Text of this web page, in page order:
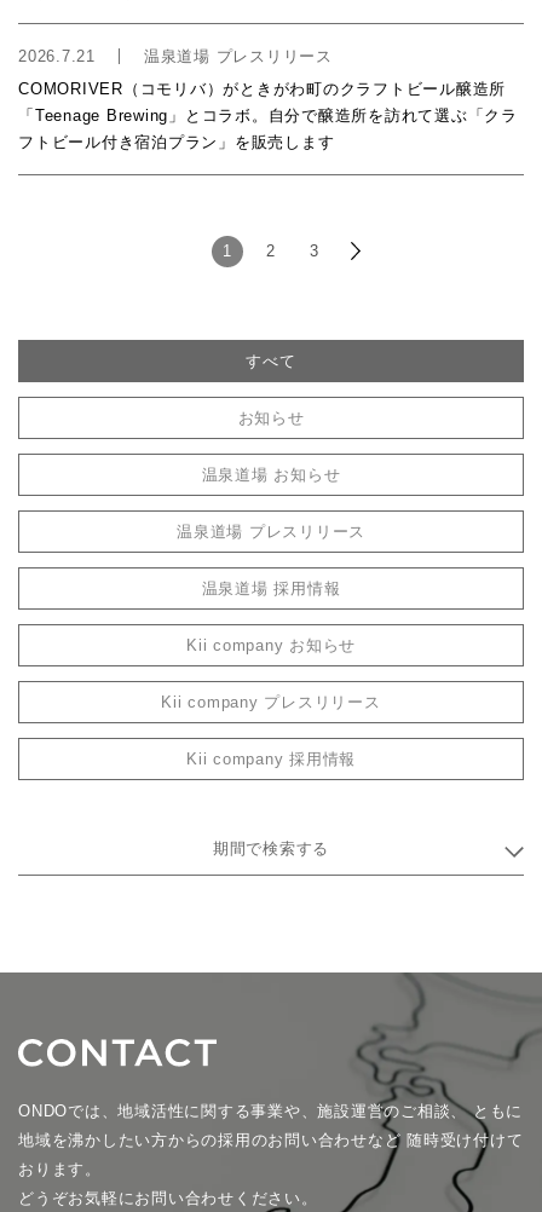
2026.7.21
温泉道場 プレスリリース
COMORIVER（コモリバ）がときがわ町のクラフトビール醸造所
「Teenage Brewing」とコラボ。自分で醸造所を訪れて選ぶ「クラ
フトビール付き宿泊プラン」を販売します
1 2 3
すべて
お知らせ
温泉道場 お知らせ
温泉道場 プレスリリース
温泉道場 採用情報
Kii company お知らせ
Kii company プレスリリース
Kii company 採用情報
期間で検索する
ONDOでは、地域活性に関する事業や、施設運営のご相談、ともに
地域を沸かしたい方からの採用のお問い合わせなど 随時受け付けて
おります。
どうぞお気軽にお問い合わせください。